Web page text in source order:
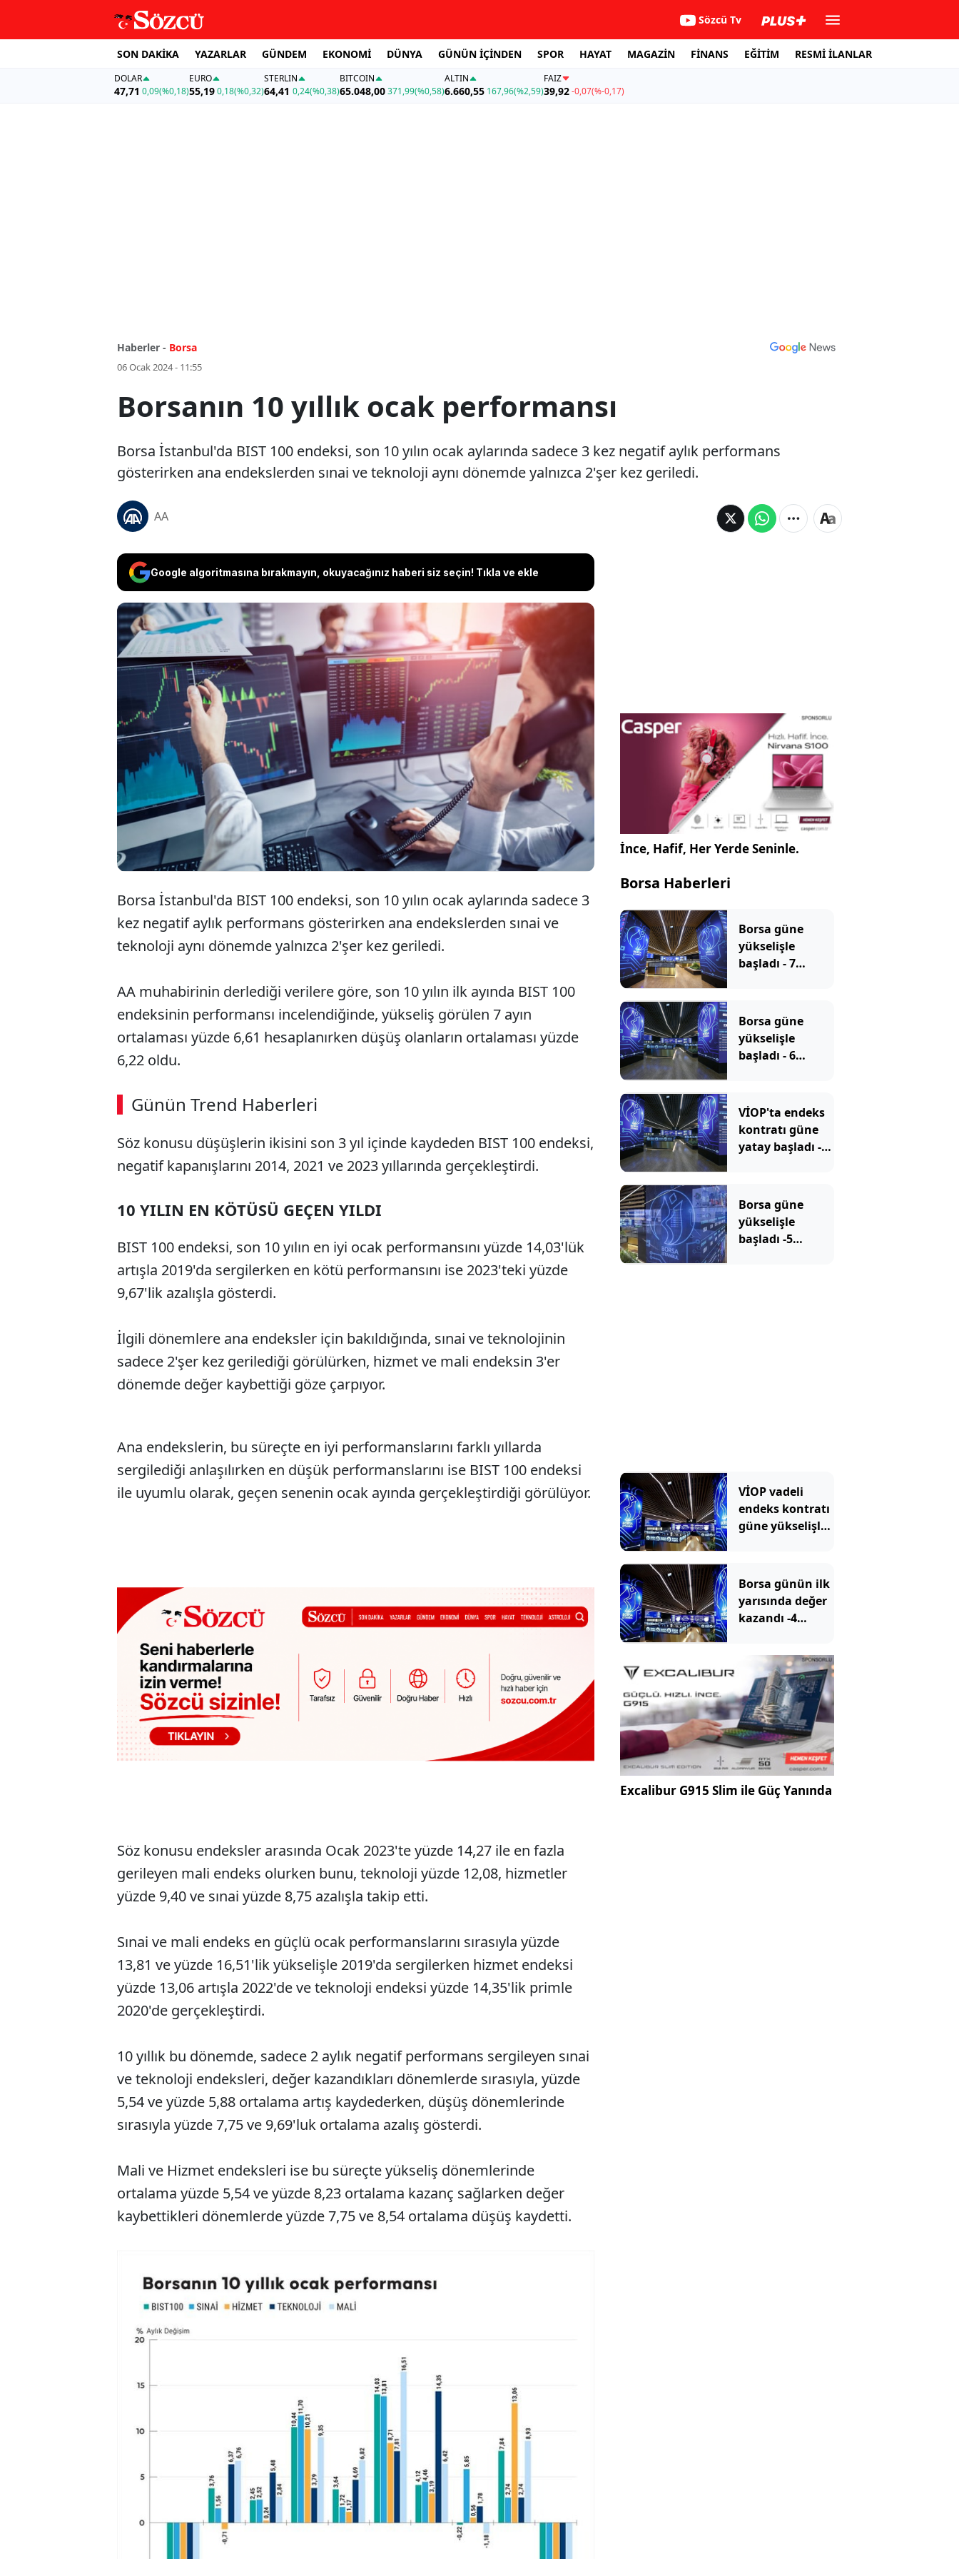
Sözcü Tv
SON DAKİKA YAZARLAR GÜNDEM EKONOMİ DÜNYA GÜNÜN İÇİNDEN SPOR HAYAT MAGAZİN FİNANS EĞİTİM RESMİ İLANLAR
DOLAR
47,71 0,09(%0,18)
EURO
55,19 0,18(%0,32)
STERLIN
64,41 0,24(%0,38)
BITCOIN
65.048,00371,99(%0,58)
ALTIN
6.660,55 167,96(%2,59)
FAİZ
39,92-0,07(%-0,17)
Haberler - Borsa
06 Ocak 2024 - 11:55
Borsanın 10 yıllık ocak performansı
Borsa İstanbul'da BIST 100 endeksi, son 10 yılın ocak aylarında sadece 3 kez negatif aylık performans
gösterirken ana endekslerden sınai ve teknoloji aynı dönemde yalnızca 2'şer kez geriledi.
AA
Google algoritmasına bırakmayın, okuyacağınız haberi siz seçin! Tıkla ve ekle
Borsa İstanbul'da BIST 100 endeksi, son 10 yılın ocak
aylarında sadece 3 kez negatif aylık performans gösterirken
ana endekslerden sınai ve teknoloji aynı dönemde yalnızca
2'şer kez geriledi.
Borsa İstanbul'da BIST 100 endeksi, son 10 yılın ocak aylarında sadece 3
kez negatif aylık performans gösterirken ana endekslerden sınai ve
teknoloji aynı dönemde yalnızca 2'şer kez geriledi.
AA muhabirinin derlediği verilere göre, son 10 yılın ilk ayında BIST 100
endeksinin performansı incelendiğinde, yükseliş görülen 7 ayın
ortalaması yüzde 6,61 hesaplanırken düşüş olanların ortalaması yüzde
6,22 oldu.
Günün Trend Haberleri
00:02 / 08:06
Sesi Aç
Söz konusu düşüşlerin ikisini son 3 yıl içinde kaydeden BIST 100 endeksi,
negatif kapanışlarını 2014, 2021 ve 2023 yıllarında gerçekleştirdi.
10 YILIN EN KÖTÜSÜ GEÇEN YILDI
BIST 100 endeksi, son 10 yılın en iyi ocak performansını yüzde 14,03'lük
artışla 2019'da sergilerken en kötü performansını ise 2023'teki yüzde
9,67'lik azalışla gösterdi.
İlgili dönemlere ana endeksler için bakıldığında, sınai ve teknolojinin
sadece 2'şer kez gerilediği görülürken, hizmet ve mali endeksin 3'er
dönemde değer kaybettiği göze çarpıyor.
Ana endekslerin, bu süreçte en iyi performanslarını farklı yıllarda
sergilediği anlaşılırken en düşük performanslarını ise BIST 100 endeksi
ile uyumlu olarak, geçen senenin ocak ayında gerçekleştirdiği görülüyor.
Söz konusu endeksler arasında Ocak 2023'te yüzde 14,27 ile en fazla
gerileyen mali endeks olurken bunu, teknoloji yüzde 12,08, hizmetler
yüzde 9,40 ve sınai yüzde 8,75 azalışla takip etti.
Sınai ve mali endeks en güçlü ocak performanslarını sırasıyla yüzde
13,81 ve yüzde 16,51'lik yükselişle 2019'da sergilerken hizmet endeksi
yüzde 13,06 artışla 2022'de ve teknoloji endeksi yüzde 14,35'lik primle
2020'de gerçekleştirdi.
10 yıllık bu dönemde, sadece 2 aylık negatif performans sergileyen sınai
ve teknoloji endeksleri, değer kazandıkları dönemlerde sırasıyla, yüzde
5,54 ve yüzde 5,88 ortalama artış kaydederken, düşüş dönemlerinde
sırasıyla yüzde 7,75 ve 9,69'luk ortalama azalış gösterdi.
Mali ve Hizmet endeksleri ise bu süreçte yükseliş dönemlerinde
ortalama yüzde 5,54 ve yüzde 8,23 ortalama kazanç sağlarken değer
kaybettikleri dönemlerde yüzde 7,75 ve 8,54 ortalama düşüş kaydetti.
İnce, Hafif, Her Yerde Seninle.
Borsa Haberleri
Borsa güne
yükselişle
başladı - 7
Borsa güne
yükselişle
başladı - 6
VİOP'ta endeks
kontratı güne
yatay başladı -6
Borsa güne
yükselişle
başladı -5
VİOP vadeli
endeks kontratı
güne yükselişle
Borsa günün ilk
yarısında değer
kazandı -4
Excalibur G915 Slim ile Güç Yanında